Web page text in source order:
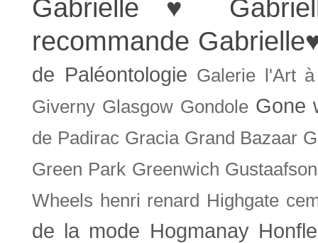
Gabrielle ♥
recommande
de Paléontologie Galerie l'Art
Giverny Glasgow Gondole Gone
de Padirac Gracia Grand Bazaar
Green Park Greenwich Gustaafson
Wheels henri renard Highgate
de la mode Hogmanay